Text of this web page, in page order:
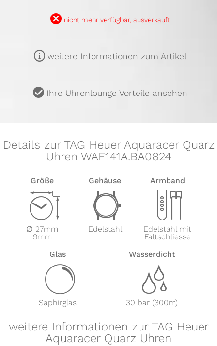
B nicht mehr verfügbar, ausverkauft
m weitere Informationen zum Artikel
u Ihre Uhrenlounge Vorteile ansehen
Details zur TAG Heuer Aquaracer Quarz
Uhren WAF141A.BA0824
Größe
Z
∅ 27mm
9mm
Gehäuse
w
Edelstahl
Armband
x
Edelstahl mit
Faltschliesse
Glas
y
Saphirglas
Wasserdicht
z
30 bar (300m)
weitere Informationen zur TAG Heuer
Aquaracer Quarz Uhren